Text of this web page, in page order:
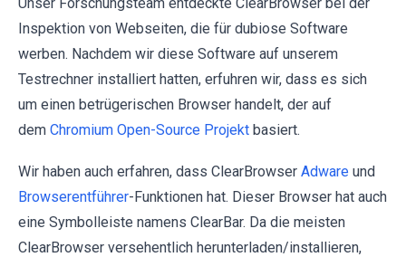
Inspektion von Webseiten, die für dubiose Software
werben. Nachdem wir diese Software auf unserem
Testrechner installiert hatten, erfuhren wir, dass es sich
um einen betrügerischen Browser handelt, der auf
dem Chromium Open-Source Projekt basiert.
Wir haben auch erfahren, dass ClearBrowser Adware und
Browserentführer-Funktionen hat. Dieser Browser hat auch
eine Symbolleiste namens ClearBar. Da die meisten
ClearBrowser versehentlich herunterladen/installieren,